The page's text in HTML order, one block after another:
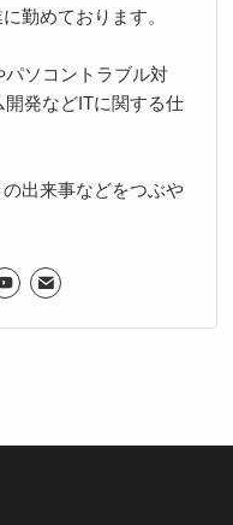
勤めております。
ソコントラブル対
発などITに関する仕
出来事などをつぶや